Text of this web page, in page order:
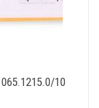
10